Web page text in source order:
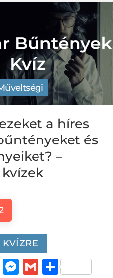
a híres
és
–
Pinterest
Messenger
GmailOssza